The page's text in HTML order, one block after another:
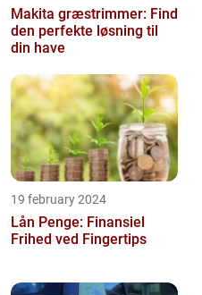
Makita græstrimmer: Find
den perfekte løsning til
din have
19 february 2024
Lån Penge: Finansiel
Frihed ved Fingertips